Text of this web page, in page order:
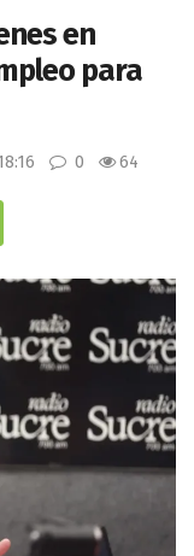
en
para
0 64